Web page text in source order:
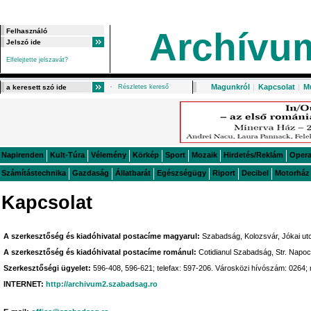
Elfelejtette jelszavát?
Részletes kereső Magunkról | Kapcsolat |
Napirenden Kult-Túra Vélemény Körkép Sport Mozaik Hirdetés/Reklám Opera
Számítástechnika Gazdaság Állatbarát Egészségügy Riport Decibel Motorház
Kapcsolat
A szerkesztőség és kiadóhivatal postacíme magyarul: Szabadság, Kolozsvár, Jókai
A szerkesztőség és kiadóhivatal postacíme románul: Cotidianul Szabadság, Str.
Szerkesztőségi ügyelet: 596-408, 596-621; telefax: 597-206. Városközi hívószám:
INTERNET: http://archivum2.szabadsag.ro